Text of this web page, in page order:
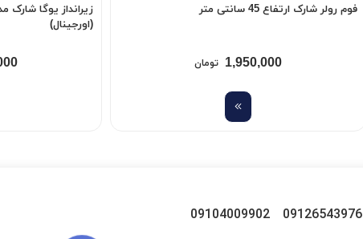
فوم رولر شارک ارتفاع 45 سانتی متر
1,950,000 تومان
(اورجینال)
09126543976
09104009902